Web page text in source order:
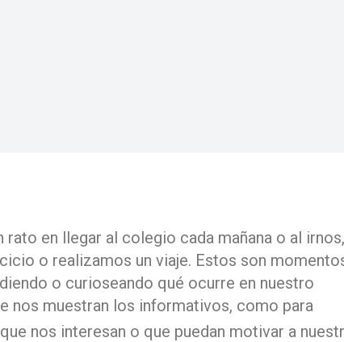
en llegar al colegio cada mañana o al irnos,
o realizamos un viaje. Estos son
o curioseando qué ocurre en nuestro
nos muestran los informativos, como para
nos interesan o que puedan motivar a